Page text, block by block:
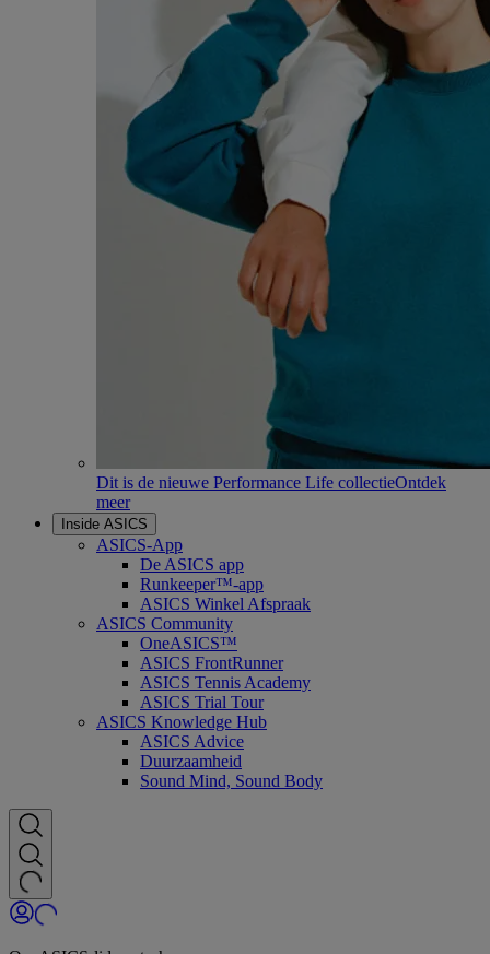
Dit is de nieuwe Performance Life collectieOntdek
meer
Inside ASICS
ASICS-App
De ASICS app
Runkeeper™-app
ASICS Winkel Afspraak
ASICS Community
OneASICS™
ASICS FrontRunner
ASICS Tennis Academy
ASICS Trial Tour
ASICS Knowledge Hub
ASICS Advice
Duurzaamheid
Sound Mind, Sound Body